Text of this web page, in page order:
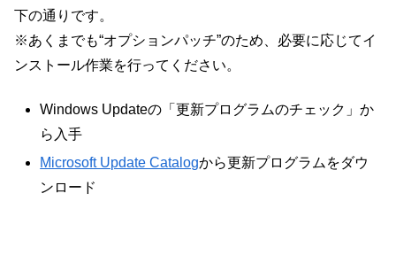
下の通りです。
※あくまでも“オプションパッチ”のため、必要に応じてイ
ンストール作業を行ってください。
Windows Updateの「更新プログラムのチェック」か
ら入手
Microsoft Update Catalogから更新プログラムをダウ
ンロード